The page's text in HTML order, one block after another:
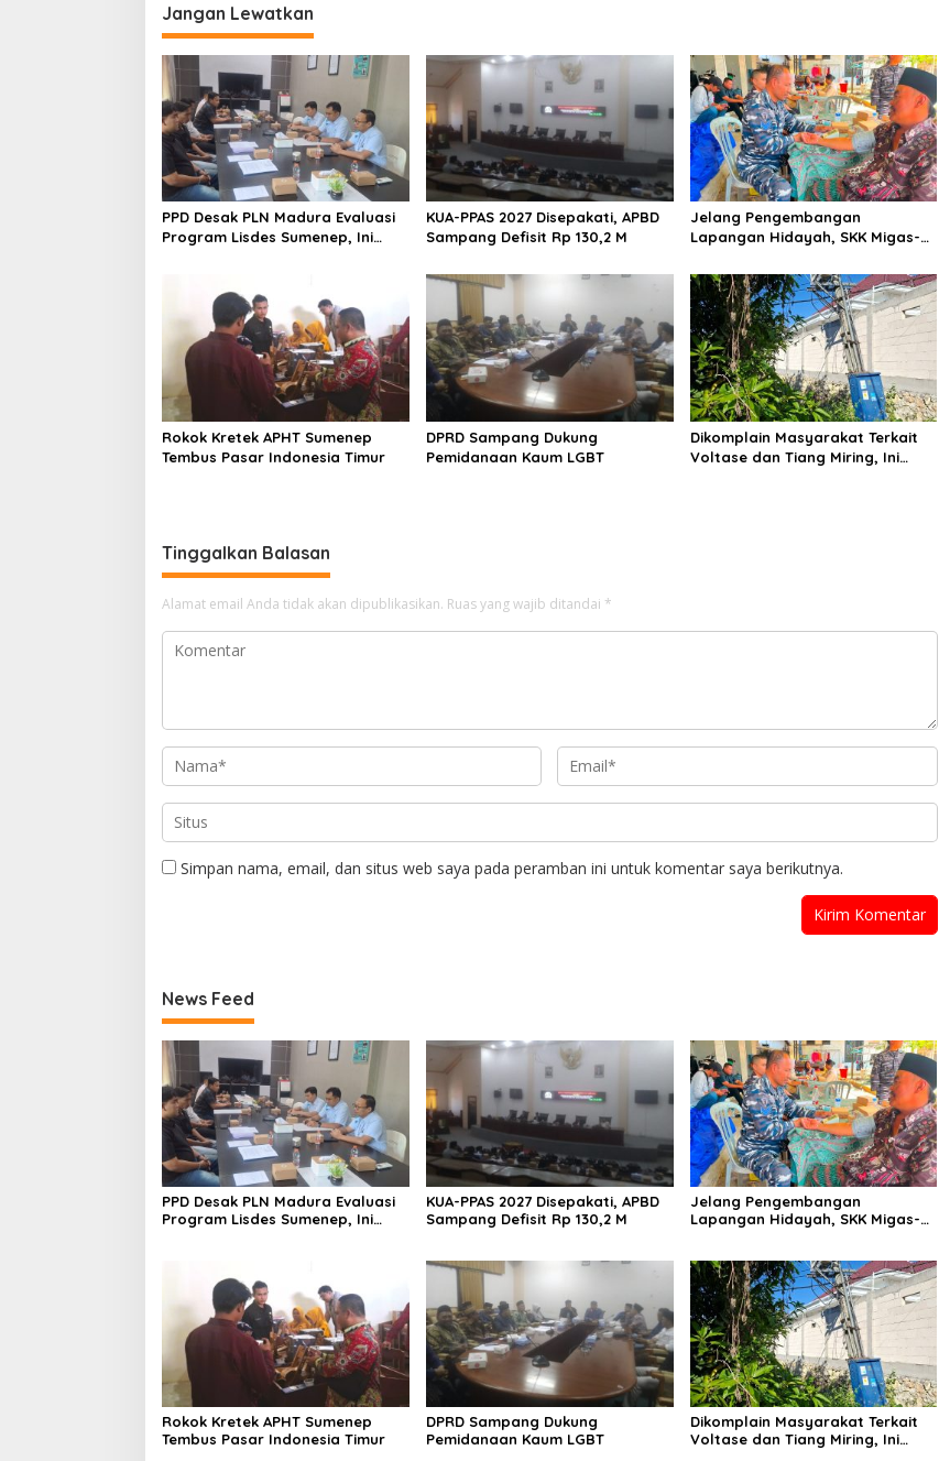
Jangan Lewatkan
PPD Desak PLN Madura Evaluasi
Program Lisdes Sumenep, Ini
KUA-PPAS 2027 Disepakati, APBD
Sampang Defisit Rp 130,2 M
Jelang Pengembangan
Lapangan Hidayah, SKK Migas-
Sinergi dengan Nelayan
Sampang
Rokok Kretek APHT Sumenep
Tembus Pasar Indonesia Timur
DPRD Sampang Dukung
Pemidanaan Kaum LGBT
Dikomplain Masyarakat Terkait
Voltase dan Tiang Miring, Ini
Tinggalkan Balasan
Alamat email Anda tidak akan dipublikasikan. Ruas yang wajib ditandai *
Simpan nama, email, dan situs web saya pada peramban ini untuk komentar saya berikutnya.
News Feed
PPD Desak PLN Madura Evaluasi
Program Lisdes Sumenep, Ini
KUA-PPAS 2027 Disepakati, APBD
Sampang Defisit Rp 130,2 M
Jelang Pengembangan
Lapangan Hidayah, SKK Migas-
Sampang
Rokok Kretek APHT Sumenep
Tembus Pasar Indonesia Timur
DPRD Sampang Dukung
Pemidanaan Kaum LGBT
Dikomplain Masyarakat Terkait
Voltase dan Tiang Miring, Ini